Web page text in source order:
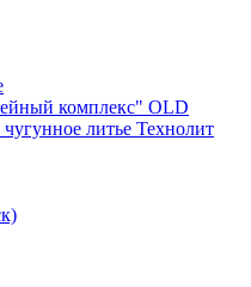
комплекс" OLD
литье Технолит